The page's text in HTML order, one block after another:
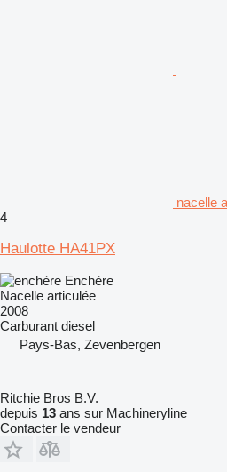
nacelle
4
Haulotte HA41PX
Enchère
Nacelle articulée
2008
Carburant diesel
Pays-Bas, Zevenbergen
Ritchie Bros B.V.
depuis 13 ans sur Machineryline
Contacter le vendeur